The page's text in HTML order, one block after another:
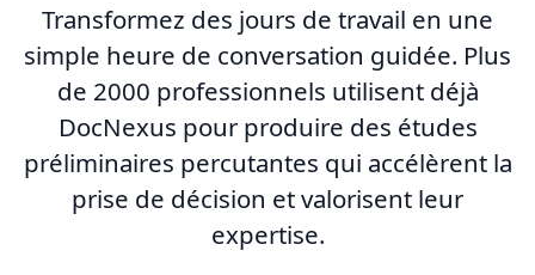
Transformez des jours de travail en une
simple heure de conversation guidée. Plus
de 2000 professionnels utilisent déjà
DocNexus pour produire des études
préliminaires percutantes qui accélèrent la
prise de décision et valorisent leur
expertise.